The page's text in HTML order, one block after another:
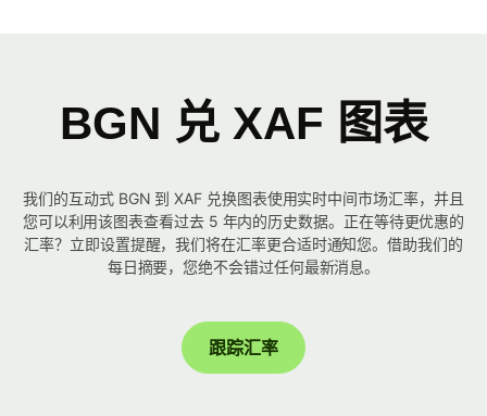
BGN 兑 XAF 图表
我们的互动式 BGN 到 XAF 兑换图表使用实时中间市场汇率，并且
您可以利用该图表查看过去 5 年内的历史数据。正在等待更优惠的
汇率？立即设置提醒，我们将在汇率更合适时通知您。借助我们的
每日摘要，您绝不会错过任何最新消息。
跟踪汇率